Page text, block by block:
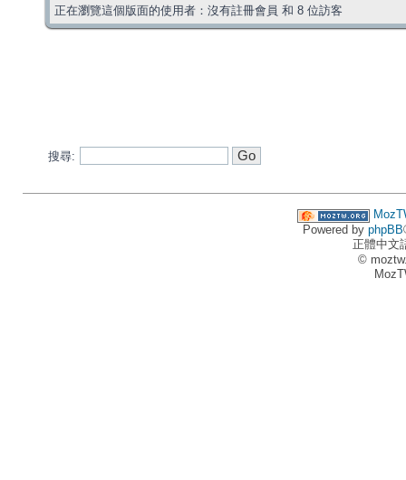
正在瀏覽這個版面的使用者：沒有註冊會員 和 8 位訪客
搜尋:
Powered by phpBB
正體中文
©